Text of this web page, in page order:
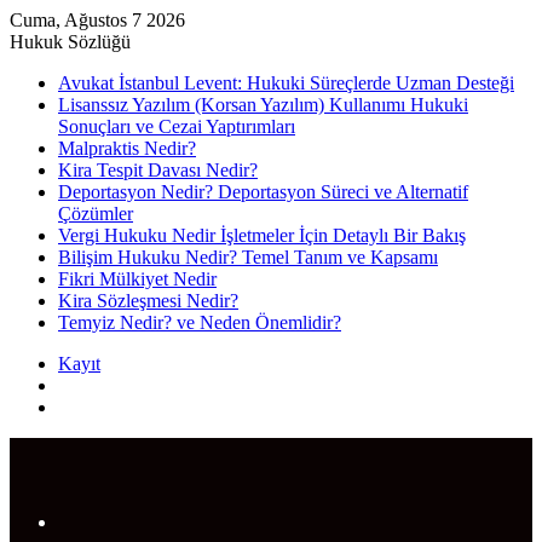
Cuma, Ağustos 7 2026
Hukuk Sözlüğü
Avukat İstanbul Levent: Hukuki Süreçlerde Uzman Desteği
Lisanssız Yazılım (Korsan Yazılım) Kullanımı Hukuki
Sonuçları ve Cezai Yaptırımları
Malpraktis Nedir?
Kira Tespit Davası Nedir?
Deportasyon Nedir? Deportasyon Süreci ve Alternatif
Çözümler
Vergi Hukuku Nedir İşletmeler İçin Detaylı Bir Bakış
Bilişim Hukuku Nedir? Temel Tanım ve Kapsamı
Fikri Mülkiyet Nedir
Kira Sözleşmesi Nedir?
Temyiz Nedir? ve Neden Önemlidir?
Kayıt